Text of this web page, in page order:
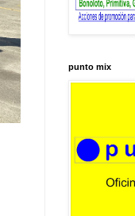
punto mix